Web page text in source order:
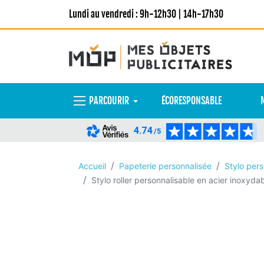
Lundi au vendredi : 9h-12h30 | 14h-17h30
PARCOURIR ÉCORESPONSABLE
4.74/5
Accueil Papeterie personnalisée
Stylo
Stylo roller personnalisable en acier